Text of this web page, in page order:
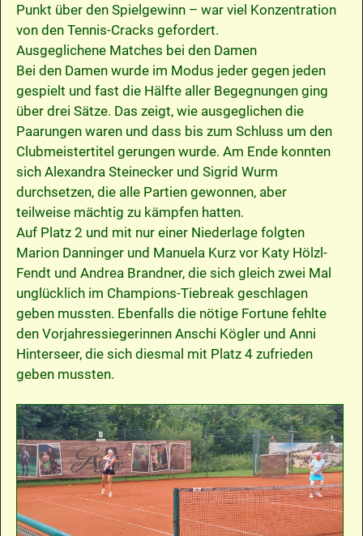
Punkt über den Spielgewinn – war viel Konzentration
von den Tennis-Cracks gefordert.
Ausgeglichene Matches bei den Damen
Bei den Damen wurde im Modus jeder gegen jeden
gespielt und fast die Hälfte aller Begegnungen ging
über drei Sätze. Das zeigt, wie ausgeglichen die
Paarungen waren und dass bis zum Schluss um den
Clubmeistertitel gerungen wurde. Am Ende konnten
sich Alexandra Steinecker und Sigrid Wurm
durchsetzen, die alle Partien gewonnen, aber
teilweise mächtig zu kämpfen hatten.
Auf Platz 2 und mit nur einer Niederlage folgten
Marion Danninger und Manuela Kurz vor Katy Hölzl-
Fendt und Andrea Brandner, die sich gleich zwei Mal
unglücklich im Champions-Tiebreak geschlagen
geben mussten. Ebenfalls die nötige Fortune fehlte
den Vorjahressiegerinnen Anschi Kögler und Anni
Hinterseer, die sich diesmal mit Platz 4 zufrieden
geben mussten.